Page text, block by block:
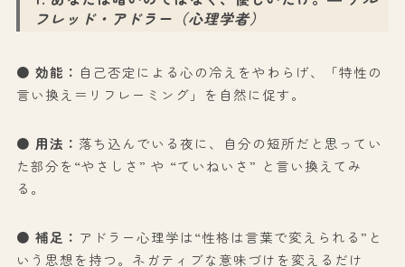
フレッド・アドラー（心理学者）
● 効能： 自己否定による心の冷えをやわらげ、「特性の
言い換え＝リフレーミング」を自然に促す。
● 用法： 落ち込んでいる夜に、自分の短所だと思ってい
た部分を“やさしさ” や “ていねいさ” と言い換えてみ
る。
● 補足： アドラー心理学は“性格は言葉で変えられる”と
いう思想を持つ。ネガティブな意味づけを変えるだけ